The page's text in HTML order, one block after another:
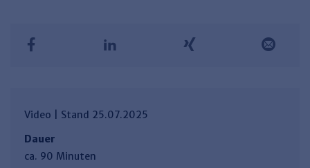
Video | Stand 25.07.2025
Dauer
ca. 90 Minuten